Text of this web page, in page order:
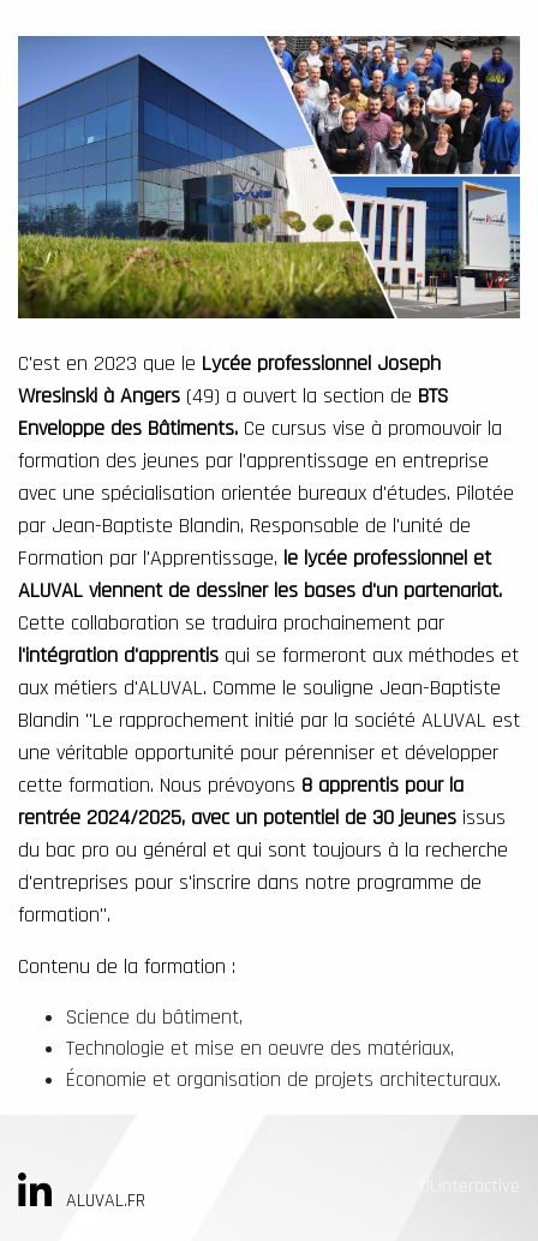
C'est en 2023 que le Lycée professionnel Joseph
Wresinski à Angers (49) a ouvert la section de BTS
Enveloppe des Bâtiments. Ce cursus vise à promouvoir la
formation des jeunes par l'apprentissage en entreprise
avec une spécialisation orientée bureaux d'études. Pilotée
par Jean-Baptiste Blandin, Responsable de l'unité de
Formation par l'Apprentissage, le lycée professionnel et
ALUVAL viennent de dessiner les bases d'un partenariat.
Cette collaboration se traduira prochainement par
l'intégration d'apprentis qui se formeront aux méthodes et
aux métiers d'ALUVAL. Comme le souligne Jean-Baptiste
Blandin "Le rapprochement initié par la société ALUVAL est
une véritable opportunité pour pérenniser et développer
cette formation. Nous prévoyons 8 apprentis pour la
rentrée 2024/2025, avec un potentiel de 30 jeunes issus
du bac pro ou général et qui sont toujours à la recherche
d'entreprises pour s'inscrire dans notre programme de
formation".
Contenu de la formation :
Science du bâtiment,
Technologie et mise en oeuvre des matériaux,
Économie et organisation de projets architecturaux.
ALUVAL.FR
DLinteractive